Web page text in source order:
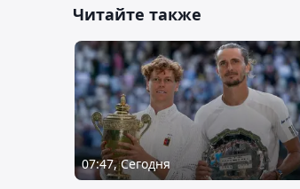
Читайте также
07:47, Сегодня